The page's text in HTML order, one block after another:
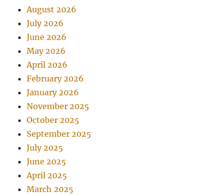
August 2026
July 2026
June 2026
May 2026
April 2026
February 2026
January 2026
November 2025
October 2025
September 2025
July 2025
June 2025
April 2025
March 2025